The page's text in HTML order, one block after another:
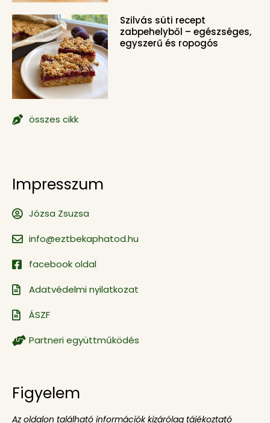
Szilvás süti recept
zabpehelyből – egészséges,
egyszerű és ropogós
összes cikk
Impresszum
Józsa Zsuzsa
info@eztbekaphatod.hu
facebook oldal
Adatvédelmi nyilatkozat
ÁSZF
Partneri együttműködés
Figyelem
Az oldalon található információk kizárólag tájékoztató